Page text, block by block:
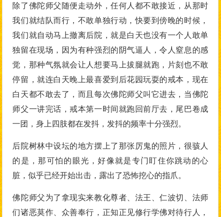
除了佛陀师父随便走动外，任何人都不敢接近，从那时
我们就结队而行，不敢单独行动，快要到傍晚的时候，
我们就自动马上撤离后院，就是白天也没有一个人敢单
独留在现场，因为有种强烈的阴气逼人，令人窒息的感
觉，那种气氛就会让人想要马上拔腿就跑，片刻也不敢
停留，就连白天晚上最喜爱到后花园玩耍的戒本，现在
白天都不敢去了，而且每次佛陀师父叫它进去，当佛陀
师父一讲完话，戒本第一时间就跑回前厅去，尾巴卷成
一团，身上四肢都在发抖，发抖的频率十分强烈。
后院树林中设坛的地方摆上了那张厉鬼的照片，很骇人
的是，那可怕的眼光，好像就是专门盯住你跳动的心
脏，似乎已经开始出击，露出了恐怖挖心的指爪。
佛陀师父为了拿现实来教化尊者、法王、仁波切、法师
们诸恶莫作、众善奉行，正知正见修行学佛对待行人，